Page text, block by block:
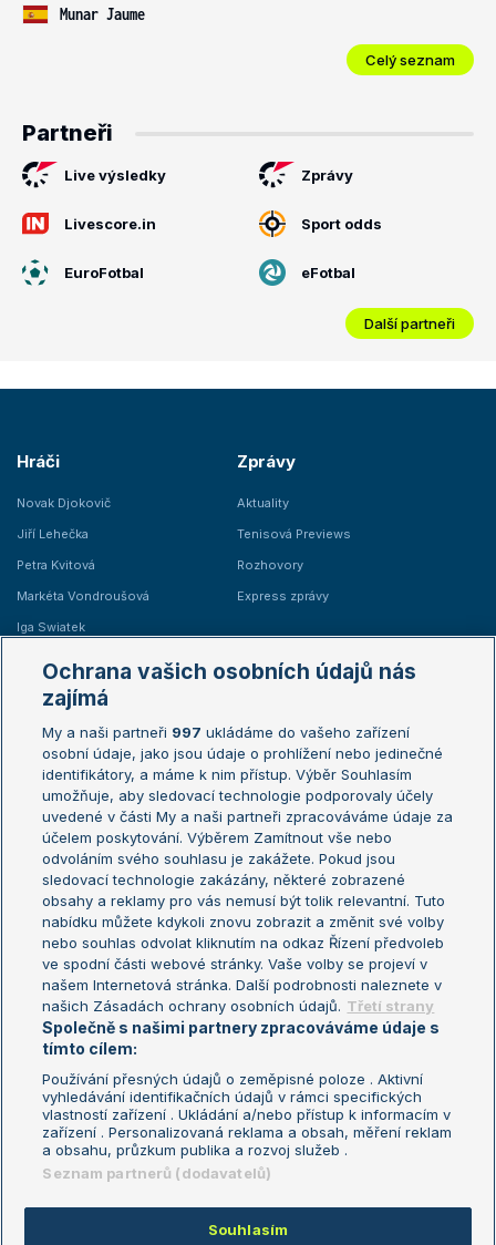
Munar Jaume
Celý seznam
Partneři
Live výsledky Zprávy
Livescore.in Sport odds
EuroFotbal eFotbal
Další partneři
Hráči
Novak Djokovič
Jiří Lehečka
Petra Kvitová
Markéta Vondroušová
Iga Swiatek
Zprávy
Aktuality
Tenisová Previews
Rozhovory
Express zprávy
Žebříčky
Žebříček ATP (muži)
Žebříček WTA (ženy)
Sázkařský žebříček
Australian Open
French Open
Wimbledon
US Open
Turnaj mistrů
Turnaj mistryň
Aktualní trendy
Fotbalové přestupy
Livesport Daily
LS Prague Open
Podmínky užití
Nastavení soukromí
GDPR a žurnalistika
Reklama
Kontakt
Informace o zpracování osobních
údajů
Ochrana vašich osobních údajů nás
zajímá
My a naši partneři 997 ukládáme do vašeho zařízení
osobní údaje, jako jsou údaje o prohlížení nebo jedinečné
identifikátory, a máme k nim přístup. Výběr Souhlasím
umožňuje, aby sledovací technologie podporovaly účely
uvedené v části My a naši partneři zpracováváme údaje za
účelem poskytování. Výběrem Zamítnout vše nebo
odvoláním svého souhlasu je zakážete. Pokud jsou
sledovací technologie zakázány, některé zobrazené
obsahy a reklamy pro vás nemusí být tolik relevantní. Tuto
nabídku můžete kdykoli znovu zobrazit a změnit své volby
nebo souhlas odvolat kliknutím na odkaz Řízení předvoleb
ve spodní části webové stránky. Vaše volby se projeví v
našem Internetová stránka. Další podrobnosti naleznete v
našich Zásadách ochrany osobních údajů. Třetí strany
Společně s našimi partnery zpracováváme údaje s
tímto cílem:
Používání přesných údajů o zeměpisné poloze . Aktivní
vyhledávání identifikačních údajů v rámci specifických
vlastností zařízení . Ukládání a/nebo přístup k informacím v
zařízení . Personalizovaná reklama a obsah, měření reklam
a obsahu, průzkum publika a rozvoj služeb .
Seznam partnerů (dodavatelů)
Souhlasím